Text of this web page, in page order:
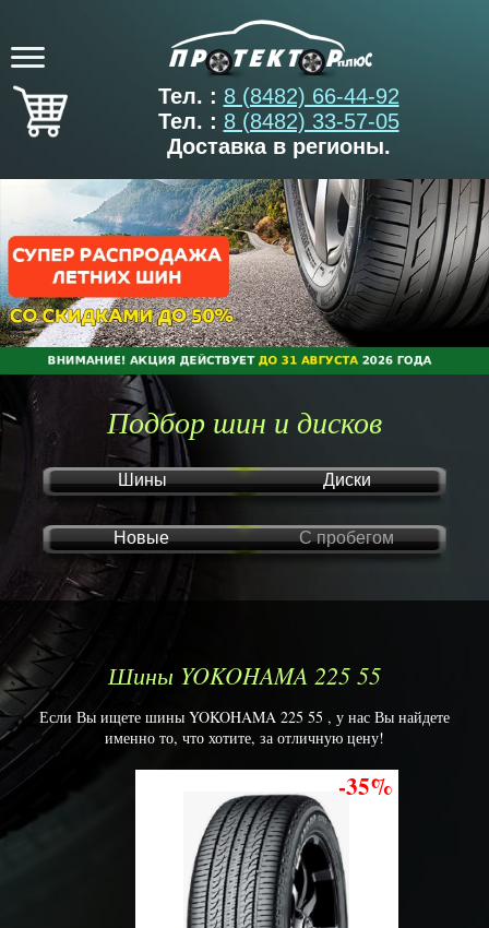
Тел. : 8 (8482) 66-44-92
Тел. : 8 (8482) 33-57-05
Доставка в регионы.
Подбор шин и дисков
Шины Диски
Новые С пробегом
Шины YOKOHAMA 225 55
Если Вы ищете шины YOKOHAMA 225 55 , у нас Вы найдете
именно то, что хотите, за отличную цену!
-35%